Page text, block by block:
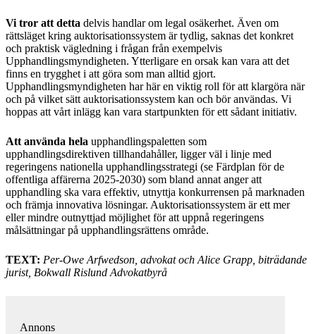
Vi tror att detta delvis handlar om legal osäkerhet. Även om
rättsläget kring auktorisationssystem är tydlig, saknas det konkret
och praktisk vägledning i frågan från exempelvis
Upphandlingsmyndigheten. Ytterligare en orsak kan vara att det
finns en trygghet i att göra som man alltid gjort.
Upphandlingsmyndigheten har här en viktig roll för att klargöra när
och på vilket sätt auktorisationssystem kan och bör användas. Vi
hoppas att vårt inlägg kan vara startpunkten för ett sådant initiativ.
Att använda hela upphandlingspaletten som
upphandlingsdirektiven tillhandahåller, ligger väl i linje med
regeringens nationella upphandlingsstrategi (se Färdplan för de
offentliga affärerna 2025-2030) som bland annat anger att
upphandling ska vara effektiv, utnyttja konkurrensen på marknaden
och främja innovativa lösningar. Auktorisationssystem är ett mer
eller mindre outnyttjad möjlighet för att uppnå regeringens
målsättningar på upphandlingsrättens område.
TEXT: Per-Owe Arfwedson, advokat och Alice Grapp, biträdande
jurist, Bokwall Rislund Advokatbyrå
Annons